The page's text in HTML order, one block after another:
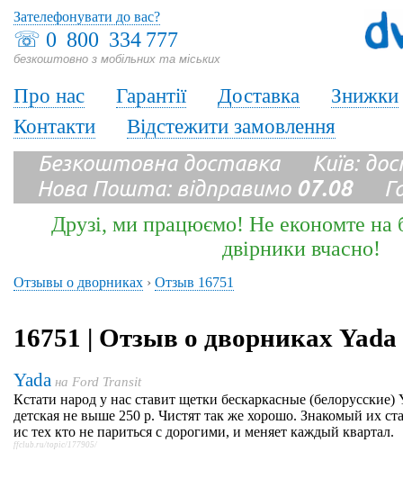
☏ 0 800 334 777
безкоштовно з мобільних та міських
Зателефонувати до вас?
Про нас Гарантії Доставка
Знижки
Контакти
Відстежити замовлення
Безкоштовна доставка Київ:
Нова Пошта: відправимо 07.08
Друзі, ми працюємо! Не економте на
двірники вчасно!
Отзывы о дворниках › Отзыв 16751
16751 | Отзыв о дворниках Yada
Yada на Ford Transit
Кстати народ у нас ставит щетки бескаркасные
детская не выше 250 р. Чистят так же хорошо. Знакомый их
ис тех кто не париться с дорогими, и меняет каждый квартал.
ffclub.ru/topic/177905/